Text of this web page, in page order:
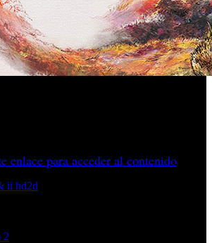
enlace para acceder al contenido
ii hd2d
2